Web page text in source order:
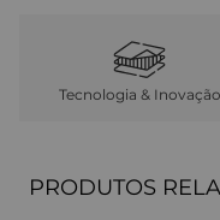
Tecnologia & Inovação
PRODUTOS